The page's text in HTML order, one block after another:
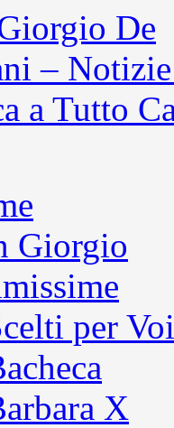
Giorgio
per Voi
X